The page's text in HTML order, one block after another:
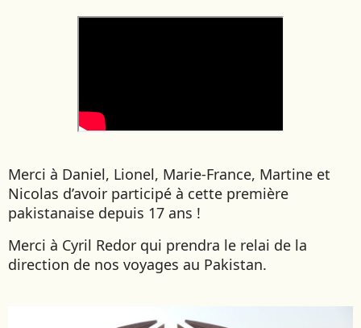
Merci à Daniel, Lionel, Marie-France, Martine et
Nicolas d’avoir participé à cette première
pakistanaise depuis 17 ans !
Merci à Cyril Redor qui prendra le relai de la
direction de nos voyages au Pakistan.